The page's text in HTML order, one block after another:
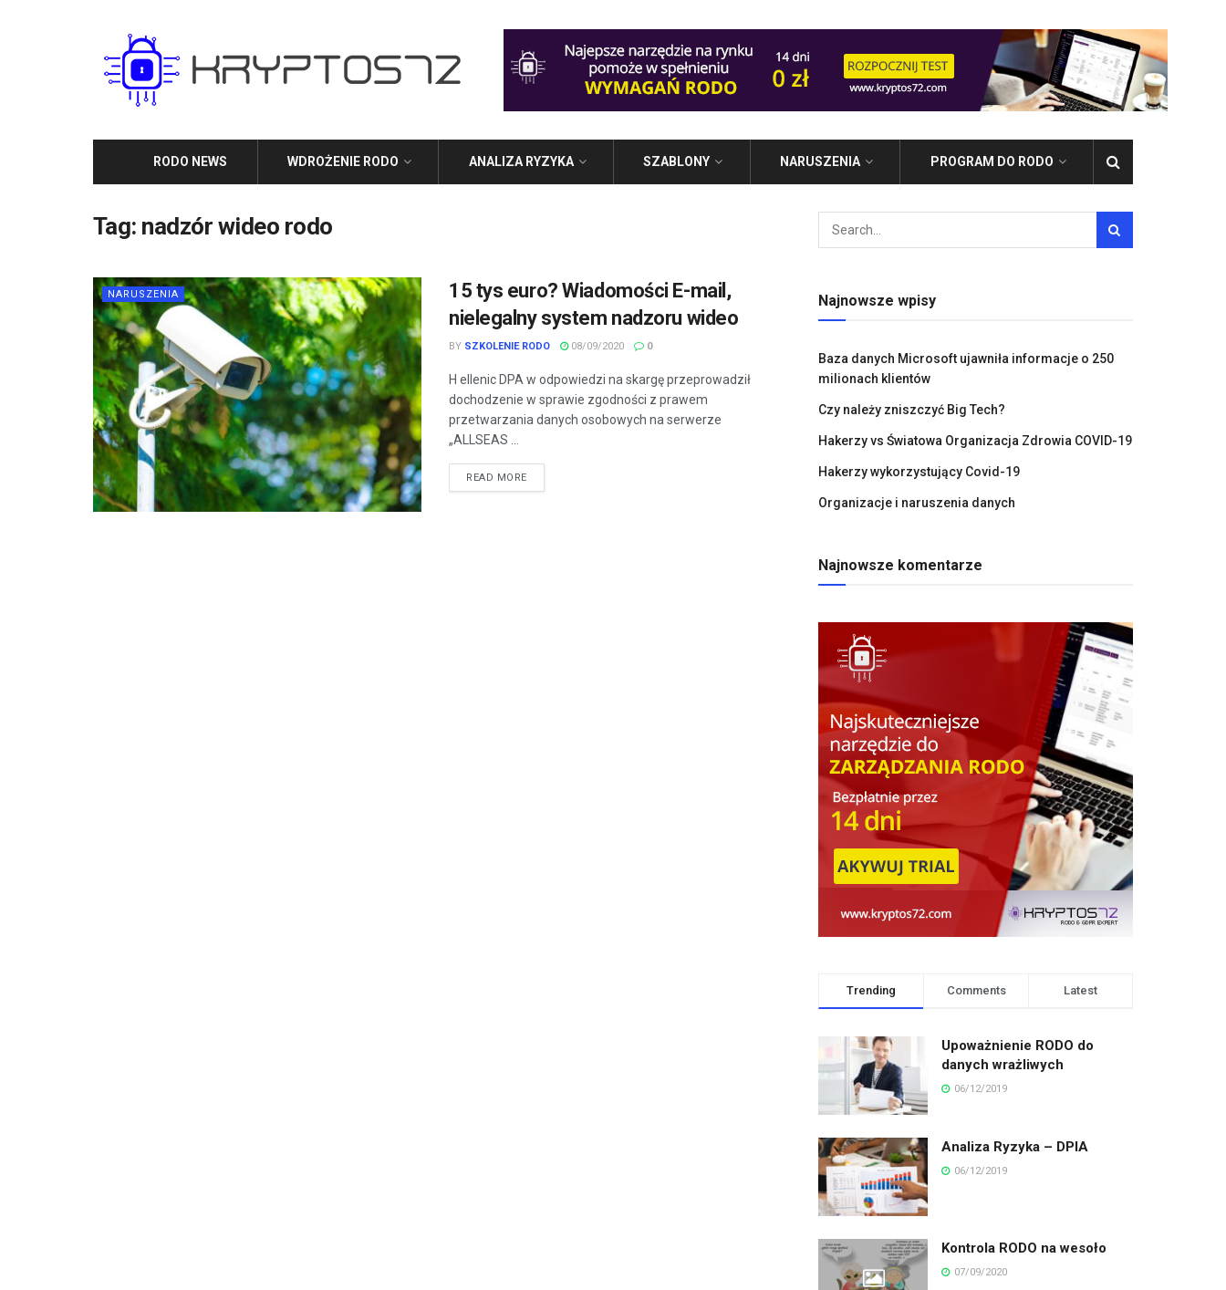
RODO NEWS WDROŻENIE RODO ANALIZA RYZYKA SZABLONY NARUSZENIA PROGRAM DO RODO
Tag: nadzór wideo rodo
NARUSZENIA
15 tys euro? Wiadomości E-mail,
nielegalny system nadzoru wideo
BY SZKOLENIE RODO 08/09/2020 0
H ellenic DPA w odpowiedzi na skargę przeprowadził
dochodzenie w sprawie zgodności z prawem
przetwarzania danych osobowych na serwerze
„ALLSEAS ...
READ MORE
Najnowsze wpisy
Baza danych Microsoft ujawniła informacje o 250
milionach klientów
Czy należy zniszczyć Big Tech?
Hakerzy vs Światowa Organizacja Zdrowia COVID-19
Hakerzy wykorzystujący Covid-19
Organizacje i naruszenia danych
Najnowsze komentarze
Trending Comments Latest
Upoważnienie RODO do
danych wrażliwych
06/12/2019
Analiza Ryzyka – DPIA
06/12/2019
Kontrola RODO na wesoło
07/09/2020